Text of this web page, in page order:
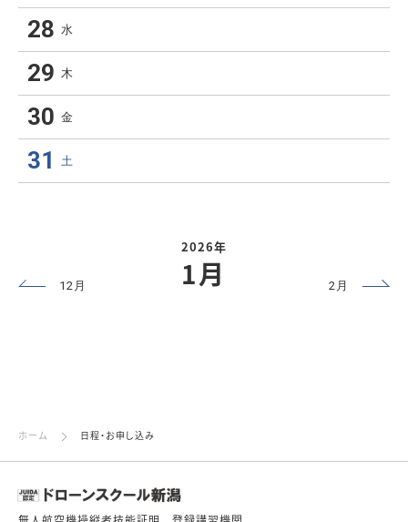
28 水
29 木
30 金
31 土
12月
2026年
1月 2月
ホーム 日程・お申し込み